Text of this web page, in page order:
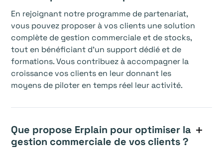
En rejoignant notre programme de partenariat,
vous pouvez proposer à vos clients une solution
complète de gestion commerciale et de stocks,
tout en bénéficiant d’un support dédié et de
formations. Vous contribuez à accompagner la
croissance vos clients en leur donnant les
moyens de piloter en temps réel leur activité.
Que propose Erplain pour optimiser la
gestion commerciale de vos clients ?